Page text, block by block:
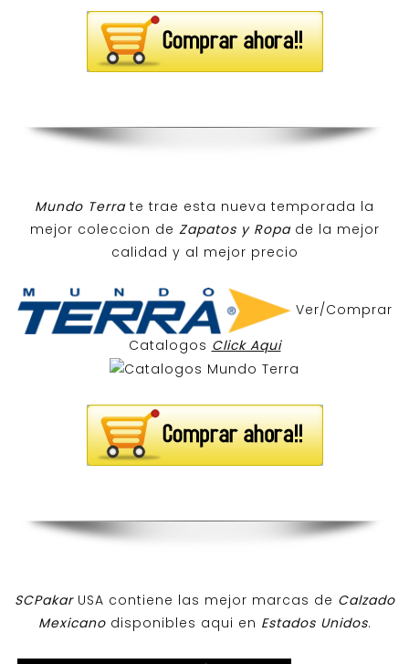
Mundo Terra te trae esta nueva temporada la
mejor coleccion de Zapatos y Ropa de la mejor
calidad y al mejor precio
Ver/Comprar
Catalogos Click Aqui
SCPakar USA contiene las mejor marcas de Calzado
Mexicanodisponibles aqui en Estados Unidos.